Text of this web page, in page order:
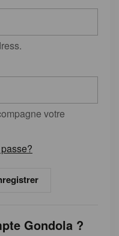
votre
Gondola ?